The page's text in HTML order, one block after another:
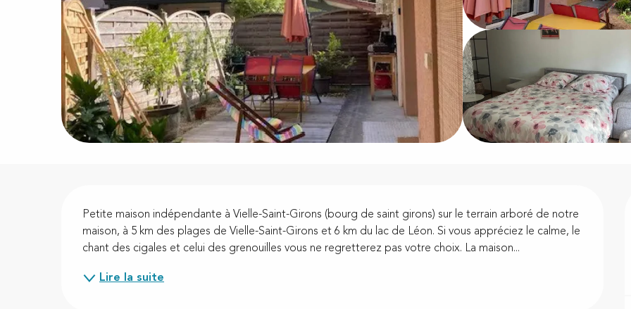
Description
Petite maison indépendante à Vielle-Saint-Girons (bourg de saint girons) sur le terrain arboré de notre
maison, à 5 km des plages de Vielle-Saint-Girons et 6 km du lac de Léon. Si vous appréciez le calme, le
chant des cigales et celui des grenouilles vous ne regretterez pas votre choix. La maison...
Lire la suite